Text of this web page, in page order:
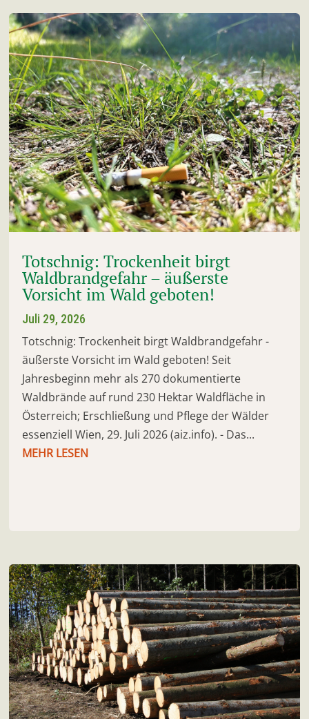
Totschnig: Trockenheit birgt
Waldbrandgefahr – äußerste
Vorsicht im Wald geboten!
Juli 29, 2026
Totschnig: Trockenheit birgt Waldbrandgefahr -
äußerste Vorsicht im Wald geboten! Seit
Jahresbeginn mehr als 270 dokumentierte
Waldbrände auf rund 230 Hektar Waldfläche in
Österreich; Erschließung und Pflege der Wälder
essenziell Wien, 29. Juli 2026 (aiz.info). - Das...
MEHR LESEN